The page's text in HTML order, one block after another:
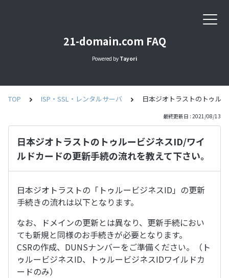
21-domain.com FAQ
Powered by Tayori
TOP ISP・SSL・レンタルサーバ 日本ジオトラストのトゥル
最終更新日 : 2021/08/13
日本ジオトラストのトゥルービジネスID/ワイ
ルドカードの更新手続の流れを教えて下さい。
日本ジオトラストの「トゥルービジネスID」の更新
手続きの流れは以下となります。
なお、ドメインの更新とは異なり、更新手続におい
ても新規と同様のお手続きが必要となります。
CSRの作成、DUNSナンバーをご準備ください。（ト
ゥルービジネスID、トゥルービジネスIDワイルドカ
ードのみ）